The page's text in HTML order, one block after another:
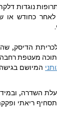
נוגדות
כחודש או
הדיסק,
מעטפת רחבה
המיושם
השדרה,
ריאתי